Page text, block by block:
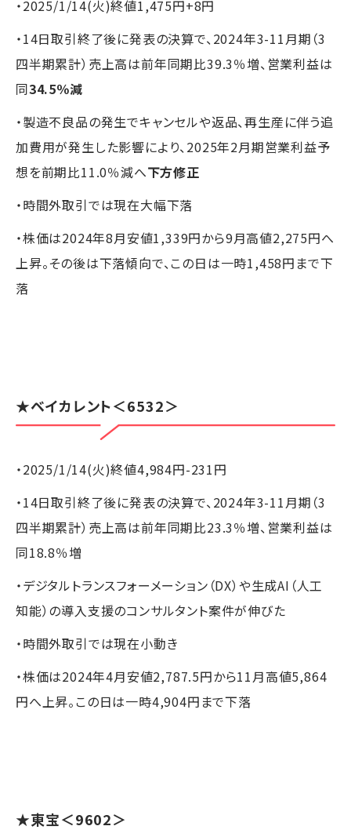
・2025/1/14(火)終値1,475円+8円
・14日取引終了後に発表の決算で、2024年3-11月期（3
四半期累計）売上高は前年同期比39.3％増、営業利益は
同34.5％減
・製造不良品の発生でキャンセルや返品、再生産に伴う追
加費用が発生した影響により、2025年2月期営業利益予
想を前期比11.0％減へ下方修正
・時間外取引では現在大幅下落
・株価は2024年8月安値1,339円から9月高値2,275円へ
上昇。その後は下落傾向で、この日は一時1,458円まで下
落
★ベイカレント＜6532＞
・2025/1/14(火)終値4,984円-231円
・14日取引終了後に発表の決算で、2024年3-11月期（3
四半期累計）売上高は前年同期比23.3％増、営業利益は
同18.8％増
・デジタルトランスフォーメーション（DX）や生成AI（人工
知能）の導入支援のコンサルタント案件が伸びた
・時間外取引では現在小動き
・株価は2024年4月安値2,787.5円から11月高値5,864
円へ上昇。この日は一時4,904円まで下落
★東宝＜9602＞